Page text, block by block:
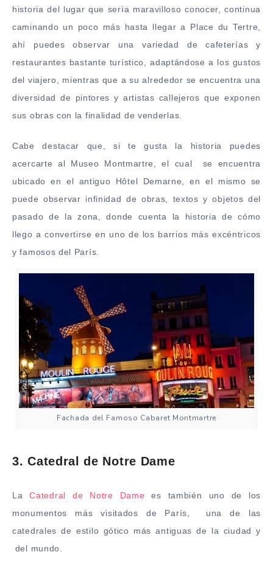
historia del lugar que sería maravilloso conocer, continua
caminando un poco más hasta llegar a Place du Tertre,
ahí puedes observar una variedad de cafeterías y
restaurantes bastante turístico, adaptándose a los gustos
del viajero, mientras que a su alrededor se encuentra una
diversidad de pintores y artistas callejeros que exponen
sus obras con la finalidad de venderlas.
Cabe destacar que, si te gusta la historia puedes
acercarte al Museo Montmartre, el cual se encuentra
ubicado en el antiguo Hôtel Demarne, en el mismo se
puede observar infinidad de obras, textos y objetos del
pasado de la zona, donde cuenta la historia de cómo
llego a convertirse en uno de los barrios más excéntricos
y famosos del París.
Fachada del Famoso Cabaret Montmartre
3. Catedral de Notre Dame
LaCatedral de Notre Dame es también uno de los
monumentos más visitados de París, una de las
catedrales de estilo gótico más antiguas de la ciudad y
del mundo.